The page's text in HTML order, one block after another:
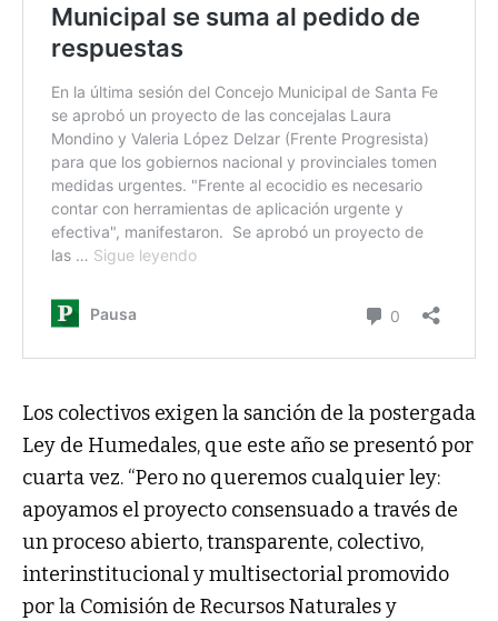
Los colectivos exigen la sanción de la postergada
Ley de Humedales, que este año se presentó por
cuarta vez. “Pero no queremos cualquier ley:
apoyamos el proyecto consensuado a través de
un proceso abierto, transparente, colectivo,
interinstitucional y multisectorial promovido
por la Comisión de Recursos Naturales y